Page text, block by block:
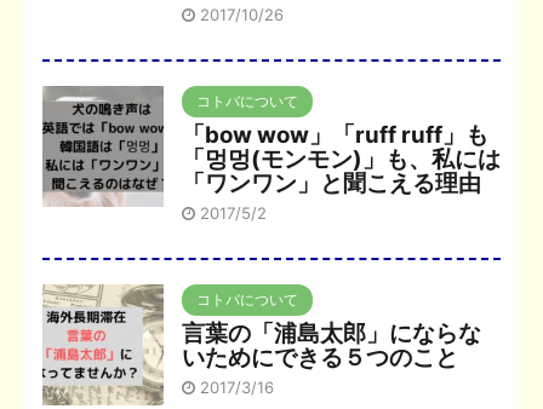
2017/10/26
コトバについて
「bow wow」「ruff ruff」も
「멍멍(モンモン)」も、私には
「ワンワン」と聞こえる理由
2017/5/2
コトバについて
言葉の「浦島太郎」にならな
いためにできる５つのこと
2017/3/16